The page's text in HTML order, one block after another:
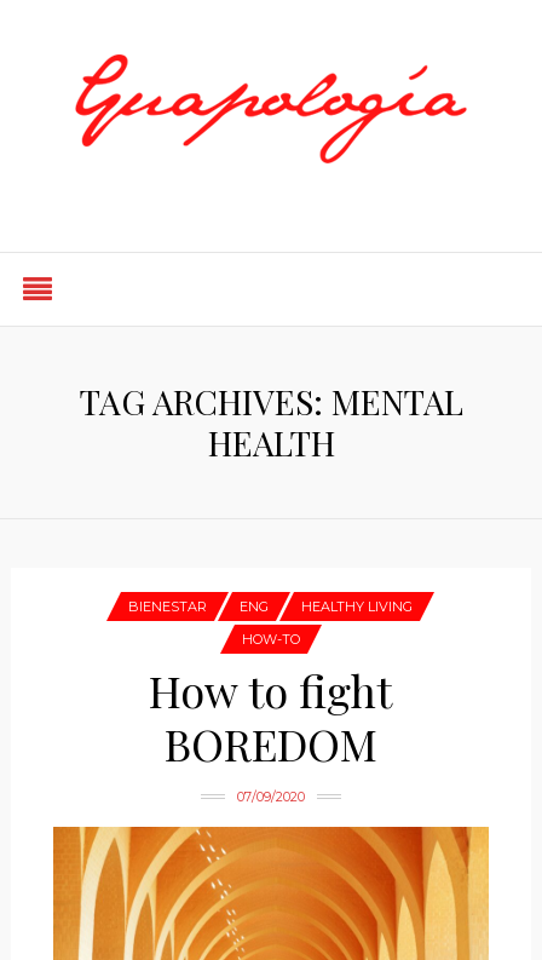
TAG ARCHIVES: MENTAL
HEALTH
BIENESTAR ENG
HEALTHY LIVING
HOW-TO
How to fight
BOREDOM
07/09/2020